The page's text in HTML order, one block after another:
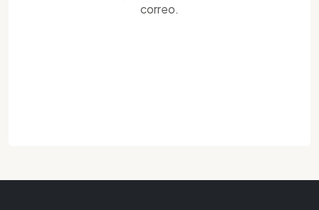
correo.